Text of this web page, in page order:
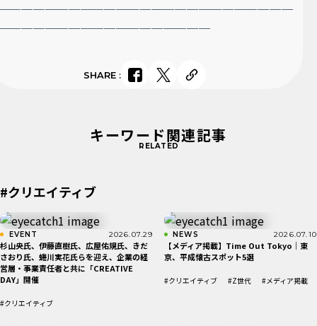
SHARE:
キーワード関連記事
RELATED
#クリエイティブ
EVENT 2026.07.29
杉山央氏、伊藤直樹氏、広屋佑規氏、きだ
さおり氏、蜷川実花氏らを迎え、企業の経
営層・事業責任者と共に「CREATIVE
DAY」開催
#クリエイティブ
NEWS 2026.07.10
【メディア掲載】Time Out Tokyo｜東
京、平成懐古スポット5選
#クリエイティブ #Z世代 #メディア掲載